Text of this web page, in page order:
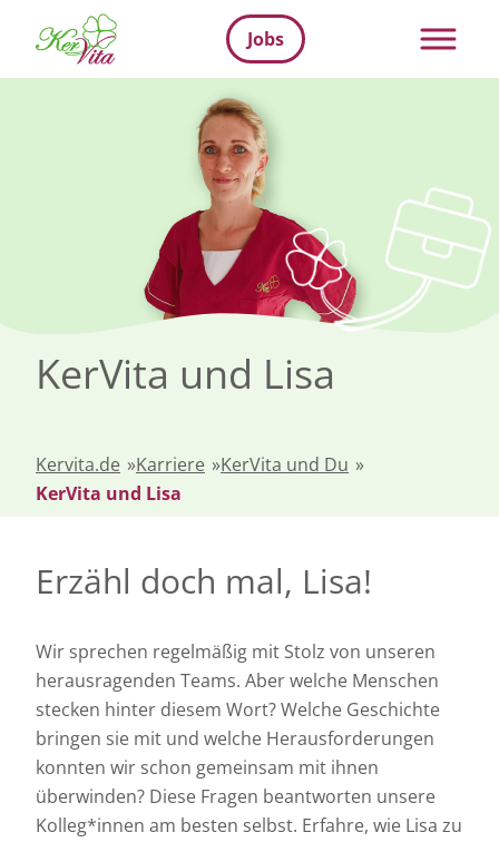
Jobs
KerVita und Lisa
Kervita.de »Karriere »KerVita und Du »
KerVita und Lisa
Erzähl doch mal, Lisa!
Wir sprechen regelmäßig mit Stolz von unseren
herausragenden Teams. Aber welche Menschen
stecken hinter diesem Wort? Welche Geschichte
bringen sie mit und welche Herausforderungen
konnten wir schon gemeinsam mit ihnen
überwinden? Diese Fragen beantworten unsere
Kolleg*innen am besten selbst. Erfahre, wie Lisa zu